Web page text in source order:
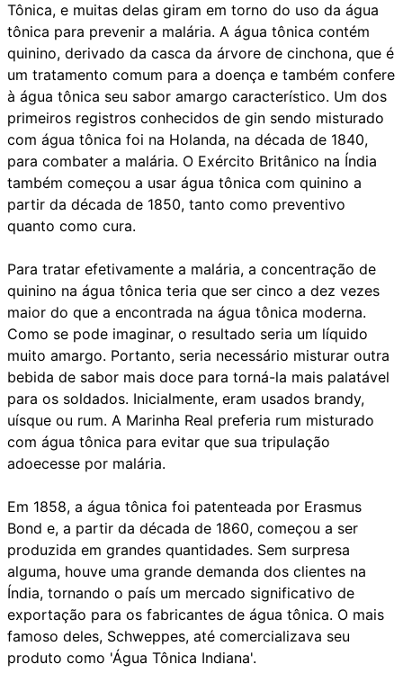
Tônica, e muitas delas giram em torno do uso da água
tônica para prevenir a malária. A água tônica contém
quinino, derivado da casca da árvore de cinchona, que é
um tratamento comum para a doença e também confere
à água tônica seu sabor amargo característico. Um dos
primeiros registros conhecidos de gin sendo misturado
com água tônica foi na Holanda, na década de 1840,
para combater a malária. O Exército Britânico na Índia
também começou a usar água tônica com quinino a
partir da década de 1850, tanto como preventivo
quanto como cura.
Para tratar efetivamente a malária, a concentração de
quinino na água tônica teria que ser cinco a dez vezes
maior do que a encontrada na água tônica moderna.
Como se pode imaginar, o resultado seria um líquido
muito amargo. Portanto, seria necessário misturar outra
bebida de sabor mais doce para torná-la mais palatável
para os soldados. Inicialmente, eram usados brandy,
uísque ou rum. A Marinha Real preferia rum misturado
com água tônica para evitar que sua tripulação
adoecesse por malária.
Em 1858, a água tônica foi patenteada por Erasmus
Bond e, a partir da década de 1860, começou a ser
produzida em grandes quantidades. Sem surpresa
alguma, houve uma grande demanda dos clientes na
Índia, tornando o país um mercado significativo de
exportação para os fabricantes de água tônica. O mais
famoso deles, Schweppes, até comercializava seu
produto como 'Água Tônica Indiana'.